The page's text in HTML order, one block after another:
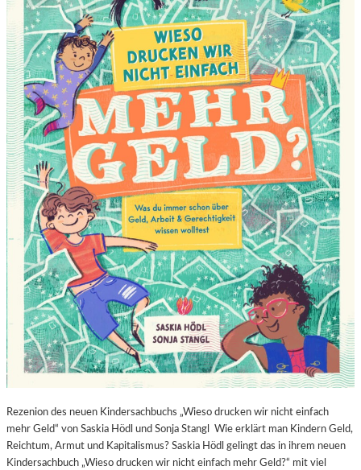
Rezenion des neuen Kindersachbuchs „Wieso drucken wir nicht einfach
mehr Geld“ von Saskia Hödl und Sonja Stangl Wie erklärt man Kindern Geld,
Reichtum, Armut und Kapitalismus? Saskia Hödl gelingt das in ihrem neuen
Kindersachbuch „Wieso drucken wir nicht einfach mehr Geld?“ mit viel